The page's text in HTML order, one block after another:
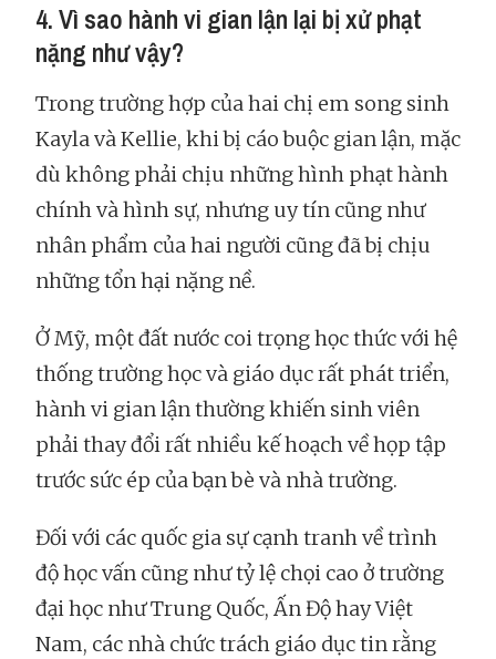
4. Vì sao hành vi gian lận lại bị xử phạt
nặng như vậy?
Trong trường hợp của hai chị em song sinh
Kayla và Kellie, khi bị cáo buộc gian lận, mặc
dù không phải chịu những hình phạt hành
chính và hình sự, nhưng uy tín cũng như
nhân phẩm của hai người cũng đã bị chịu
những tổn hại nặng nề.
Ở Mỹ, một đất nước coi trọng học thức với hệ
thống trường học và giáo dục rất phát triển,
hành vi gian lận thường khiến sinh viên
phải thay đổi rất nhiều kế hoạch về họp tập
trước sức ép của bạn bè và nhà trường.
Đối với các quốc gia sự cạnh tranh về trình
độ học vấn cũng như tỷ lệ chọi cao ở trường
đại học như Trung Quốc, Ấn Độ hay Việt
Nam, các nhà chức trách giáo dục tin rằng